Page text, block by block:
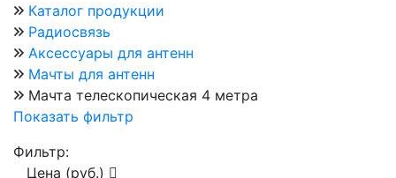
Каталог продукции
Радиосвязь
Аксессуары для антенн
Мачты для антенн
Мачта телескопическая 4 метра
Показать фильтр
Фильтр:
Цена (руб.)